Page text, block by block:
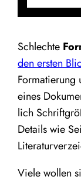
Schlech­te
den ers­ten
For­ma­tie­rung
eines
lich
Details wie
Vie­le wol­len